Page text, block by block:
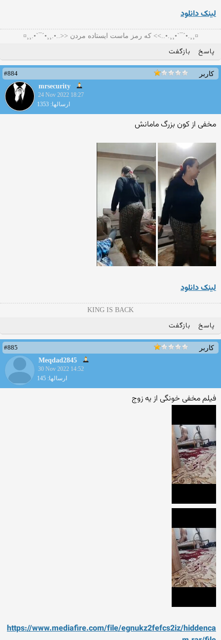
لینک دانلود
¤¸¸.•´¯`•¸¸.•..>> که رمز ماست ایستاده مردن <<..•.¸¸•´¯`•.¸¸¤
پاسخ بازگفت
کاربر
#884
mrsecurity
24 Nov 2022 18:27
ارسالها: 1353
مخفی از کون بزرگ مامانش
لینک دانلود
KING IS BACK
پاسخ بازگفت
کاربر
#885
Meqdad2845
30 Nov 2022 14:52
ارسالها: 145
فیلم مخفی خونگی از یه زوج
https://www.mediafire.com/file/egnukz2fefcs2iz/hiddenca